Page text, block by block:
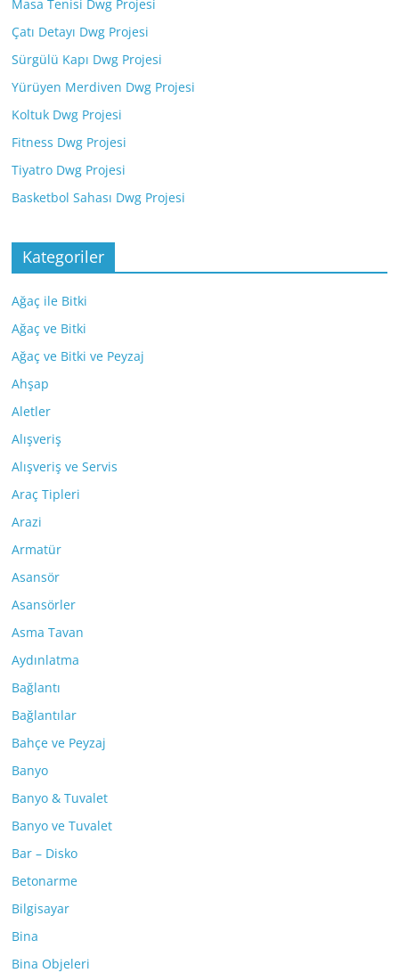
Masa Tenisi Dwg Projesi
Çatı Detayı Dwg Projesi
Sürgülü Kapı Dwg Projesi
Yürüyen Merdiven Dwg Projesi
Koltuk Dwg Projesi
Fitness Dwg Projesi
Tiyatro Dwg Projesi
Basketbol Sahası Dwg Projesi
Kategoriler
Ağaç ile Bitki
Ağaç ve Bitki
Ağaç ve Bitki ve Peyzaj
Ahşap
Aletler
Alışveriş
Alışveriş ve Servis
Araç Tipleri
Arazi
Armatür
Asansör
Asansörler
Asma Tavan
Aydınlatma
Bağlantı
Bağlantılar
Bahçe ve Peyzaj
Banyo
Banyo & Tuvalet
Banyo ve Tuvalet
Bar – Disko
Betonarme
Bilgisayar
Bina
Bina Objeleri